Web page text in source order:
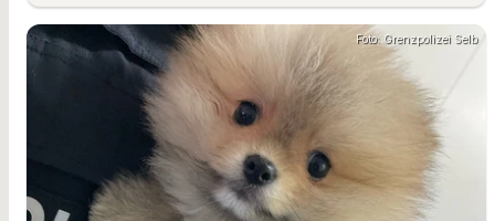
Foto: Grenzpolizei Selb